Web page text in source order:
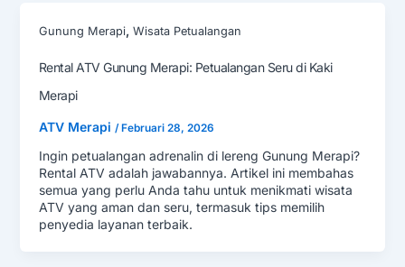
Gunung Merapi, Wisata Petualangan
Rental ATV Gunung Merapi: Petualangan Seru di Kaki
Merapi
ATV Merapi / Februari 28, 2026
Ingin petualangan adrenalin di lereng Gunung Merapi?
Rental ATV adalah jawabannya. Artikel ini membahas
semua yang perlu Anda tahu untuk menikmati wisata
ATV yang aman dan seru, termasuk tips memilih
penyedia layanan terbaik.